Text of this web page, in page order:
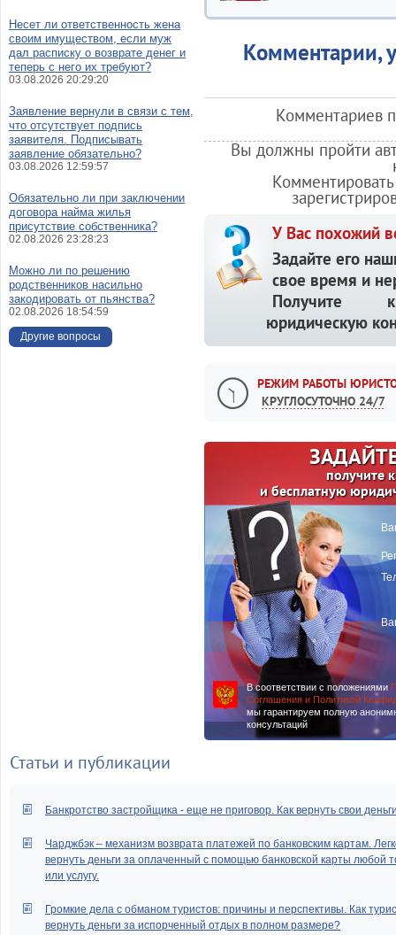
Комментарии,
Комментариев
Вы должны пройти
У Вас похожий
Задайте его
свое время и
Получите
юридическую
РЕЖИМ РАБОТЫ
КРУГЛОСУТОЧНО 24/7
получите
и бесплатную
В соответствии с положениями
Соглашения и Политикой
мы гарантируем полную
консультаций
Несет ли ответственность жена
своим имуществом, если муж
дал расписку о возврате денег и
теперь с него их требуют?
03.08.2026 20:29:20
Заявление вернули в связи с тем,
что отсутствует подпись
заявителя. Подписывать
заявление обязательно?
03.08.2026 12:59:57
Обязательно ли при заключении
договора найма жилья
присутствие собственника?
02.08.2026 23:28:23
Можно ли по решению
родственников насильно
закодировать от пьянства?
02.08.2026 18:54:59
Другие вопросы
Статьи и публикации
Банкротство застройщика - еще не приговор. Как вернуть свои
Чарджбэк – механизм возврата платежей по банковским картам.
вернуть деньги за оплаченный с помощью банковской карты любой
или услугу.
Громкие дела с обманом туристов: причины и перспективы. Как
вернуть деньги за испорченный отдых в полном размере?